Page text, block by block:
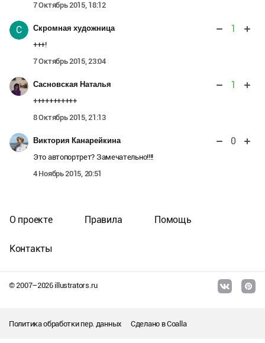
7 Октябрь 2015, 18:12
С Скромная художница 1
+++!
7 Октябрь 2015, 23:04
Сасновская Наталья 1
+++++++++++
8 Октябрь 2015, 21:13
Виктория Канарейкина 0
Это автопортрет? Замечательно!!!!
4 Ноябрь 2015, 20:51
© 2007–2026illustrators.ru
О проекте Правила Помощь
Контакты
Политика обработки пер. данных Сделано вCoalla